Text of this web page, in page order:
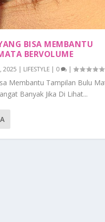
BISA MEMBANTU
BERVOLUME
2025 | LIFESTYLE | 0 |
Membantu Tampilan Bulu
Banyak Jika Di Lihat...